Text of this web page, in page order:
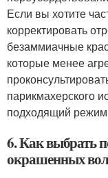
Если вы хотите
корректировать
безаммиачные
которые менее
парикмахерского
подходящий
6. Как выбрать
окрашенных